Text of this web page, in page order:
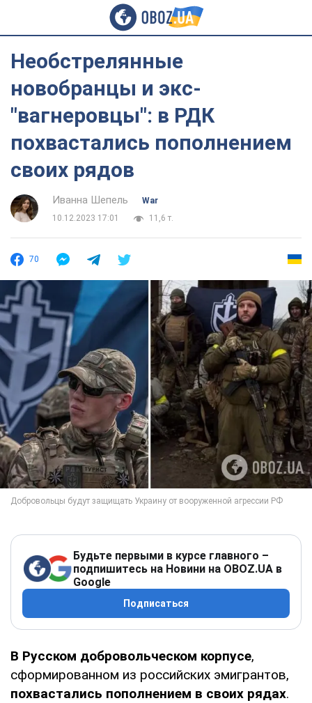
Необстрелянные
новобранцы и экс-
"вагнеровцы": в РДК
похвастались пополнением
своих рядов
Иванна Шепель
War
10.12.2023 17:01
11,6 т.
70
Будьте первыми в курсе главного –
подпишитесь на Новини на OBOZ.UA в
Google
Подписаться
В Русском добровольческом корпусе,
сформированном из российских эмигрантов,
похвастались пополнением в своих рядах.